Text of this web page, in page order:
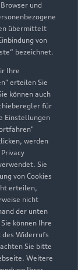
und
übermittelt
von
bezeichnet.
Ihre
erteilen Sie
können auch
für
Einstellungen
werden
Sie
von Cookies
erteilen,
nicht
der unten
können Ihre
Widerrufs
Sie bitte
Weitere